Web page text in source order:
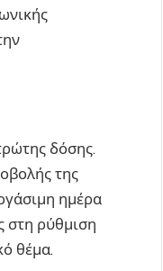
δόσης.
της
ημέρα
στη ρύθμιση
θέμα.